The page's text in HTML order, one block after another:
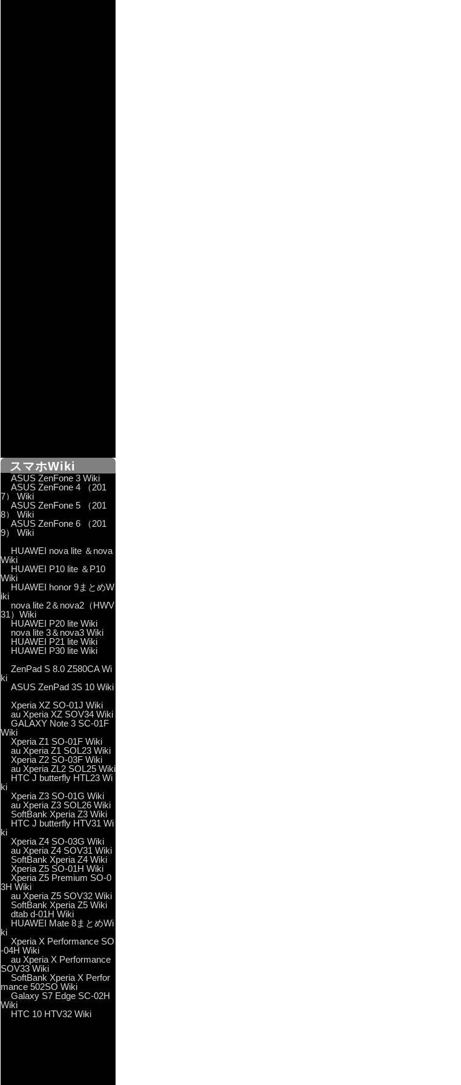
スマホWiki
ASUS ZenFone 3 Wiki
ASUS ZenFone 4 （201
7） Wiki
ASUS ZenFone 5 （201
8） Wiki
ASUS ZenFone 6 （201
9） Wiki
HUAWEI nova lite ＆nova
Wiki
HUAWEI P10 lite ＆P10
Wiki
HUAWEI honor 9まとめW
iki
nova lite 2＆nova2（HWV
31）Wiki
HUAWEI P20 lite Wiki
nova lite 3＆nova3 Wiki
HUAWEI P21 lite Wiki
HUAWEI P30 lite Wiki
ZenPad S 8.0 Z580CA Wi
ki
ASUS ZenPad 3S 10 Wiki
Xperia XZ SO-01J Wiki
au Xperia XZ SOV34 Wiki
GALAXY Note 3 SC-01F
Wiki
Xperia Z1 SO-01F Wiki
au Xperia Z1 SOL23 Wiki
Xperia Z2 SO-03F Wiki
au Xperia ZL2 SOL25 Wiki
HTC J butterfly HTL23 Wi
ki
Xperia Z3 SO-01G Wiki
au Xperia Z3 SOL26 Wiki
SoftBank Xperia Z3 Wiki
HTC J butterfly HTV31 Wi
ki
Xperia Z4 SO-03G Wiki
au Xperia Z4 SOV31 Wiki
SoftBank Xperia Z4 Wiki
Xperia Z5 SO-01H Wiki
Xperia Z5 Premium SO-0
3H Wiki
au Xperia Z5 SOV32 Wiki
SoftBank Xperia Z5 Wiki
dtab d-01H Wiki
HUAWEI Mate 8まとめWi
ki
Xperia X Performance SO
-04H Wiki
au Xperia X Performance
SOV33 Wiki
SoftBank Xperia X Perfor
mance 502SO Wiki
Galaxy S7 Edge SC-02H
Wiki
HTC 10 HTV32 Wiki